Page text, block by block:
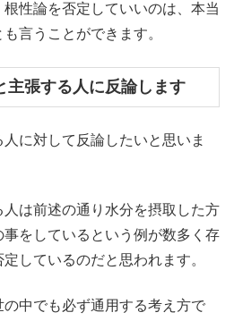
性論を否定していいのは、本当
言うことができます。
主張する人に反論します
に対して反論したいと思いま
は前述の通り水分を摂取した方
をしているという例が数多く存
しているのだと思われます。
中でも必ず通用する考え方で